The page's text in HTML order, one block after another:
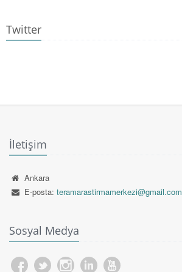
Twitter
İletişim
Ankara
E-posta: teramarastirmamerkezi@gmail.com
Sosyal Medya